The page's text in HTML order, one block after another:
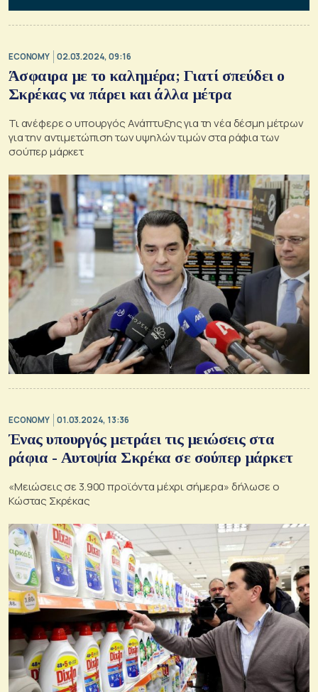
ECONOMY 02.03.2024, 09:16
Άσφαιρα με το καλημέρα; Γιατί σπεύδει ο
Σκρέκας να πάρει και άλλα μέτρα
Τι ανέφερε ο υπουργός Ανάπτυξης για τη νέα δέσμη μέτρων
για την αντιμετώπιση των υψηλών τιμών στα ράφια των
σούπερ μάρκετ
ECONOMY 01.03.2024, 13:36
Ένας υπουργός μετράει τις μειώσεις στα
ράφια - Αυτοψία Σκρέκα σε σούπερ μάρκετ
«Μειώσεις σε 3.900 προϊόντα μέχρι σήμερα» δήλωσε ο
Κώστας Σκρέκας